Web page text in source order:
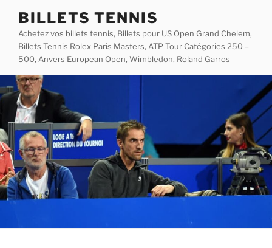
content
BILLETS TENNIS
Achetez vos billets tennis, Billets pour US Open Grand Chelem,
Billets Tennis Rolex Paris Masters, ATP Tour Catégories 250 –
500, Anvers European Open, Wimbledon, Roland Garros